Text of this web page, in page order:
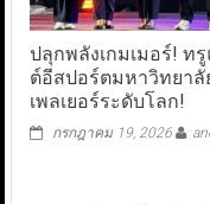
ปลุกพลังเกมเมอร์!
ต์อีสปอร์ตมหาวิทยาลั
เพลเยอร์ระดับโลก!
กรกฎาคม 19, 2026